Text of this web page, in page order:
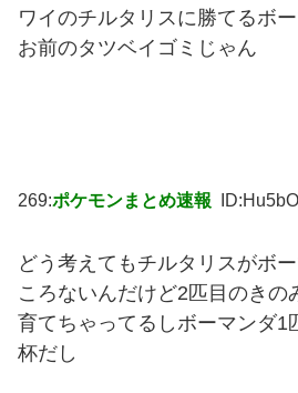
ワイのチルタリスに勝てるボ
お前のタツベイゴミじゃん
269:ポケモンまとめ速報
どう考えてもチルタリスがボ
ころないんだけど2匹目のきの
育てちゃってるしボーマンダ1
杯だし